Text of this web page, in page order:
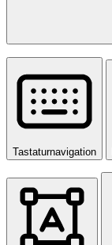
Tastaturnavigation